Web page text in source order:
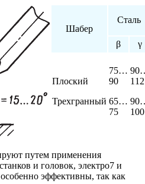
Шабер
Сталь
β γ
Плоский
Трехгранный
75…
90
65…
75
112
100
путем применения
и головок, электро7 и
эффективны, так как